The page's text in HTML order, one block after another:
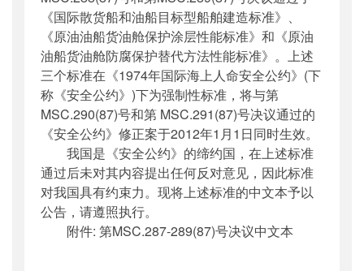
船;...
机构分类：国际合作司
主题分类：其他
公文类型：其他
《国际散货船和油船目标型船舶建造标准》、
《原油油船货油舱保护涂层性能标准》和《原油
油船货油舱防腐保护替代方法性能标准》。上述
三个标准在《1974年国际海上人命安全公约》(下
称《安全公约》)下为强制性标准，将与第
MSC.290(87)号和第 MSC.291(87)号决议通过的
《安全公约》修正案于2012年1月1日同时生效。
我国是《安全公约》的缔约国，在上述标准
通过后未对其内容提出任何反对意见，因此标准
对我国具有约束力。现将上述标准的中文本予以
公告，请遵照执行。
附件: 第MSC.287-289(87)号决议中文本